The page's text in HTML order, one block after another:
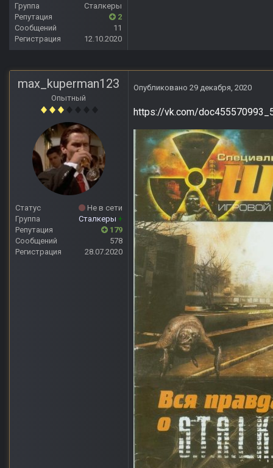
Группа
Сталкеры
Репутация
2
Сообщений
11
Регистрация
12.10.2020
max_kuperman123
Опытный
Статус
Не в сети
Группа
Сталкеры +
Репутация
179
Сообщений
578
Регистрация
28.07.2020
Опубликовано 29 декабря, 2020
https://vk.com/